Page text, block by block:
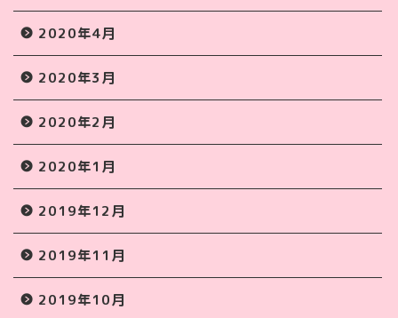
2020年4月
2020年3月
2020年2月
2020年1月
2019年12月
2019年11月
2019年10月